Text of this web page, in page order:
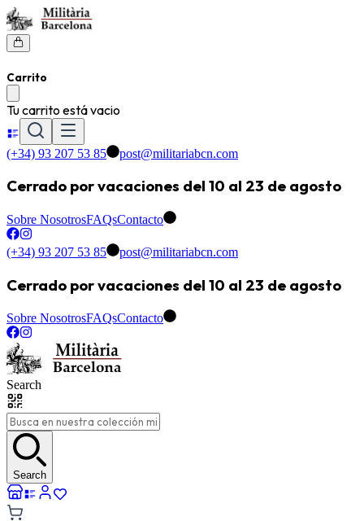
Carrito
Tu carrito está vacio
(+34) 93 207 53 85 post@militariabcn.com
Cerrado por vacaciones del 10 al 23 de agosto
Sobre NosotrosFAQsContacto
(+34) 93 207 53 85 post@militariabcn.com
Cerrado por vacaciones del 10 al 23 de agosto
Sobre NosotrosFAQsContacto
Search
Search